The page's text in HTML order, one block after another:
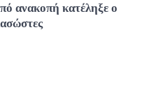
ανακοπή κατέληξε ο